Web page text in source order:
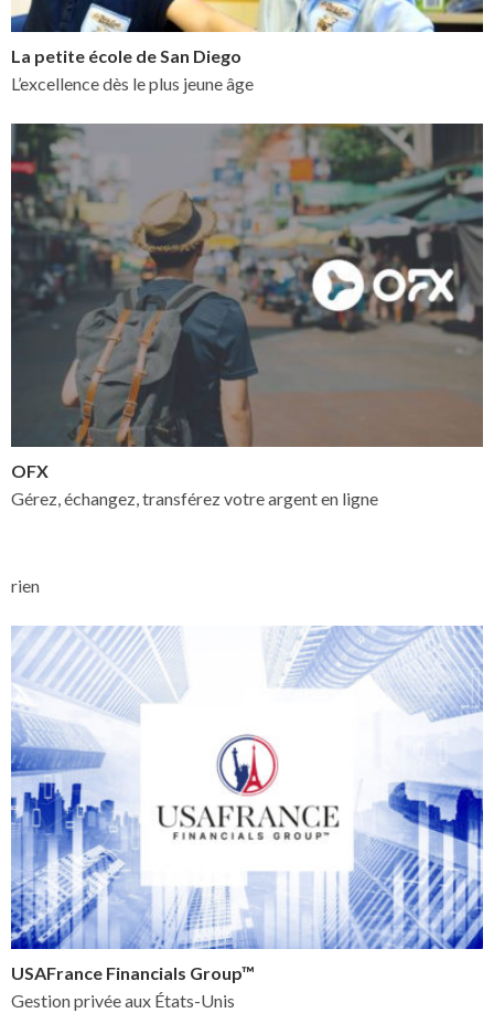
La petite école de San Diego
L’excellence dès le plus jeune âge
OFX
Gérez, échangez, transférez votre argent en ligne
rien
USAFrance Financials Group™
Gestion privée aux États-Unis